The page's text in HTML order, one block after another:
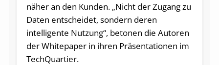
näher an den Kunden. „Nicht der Zugang zu
Daten entscheidet, sondern deren
intelligente Nutzung“, betonen die Autoren
der Whitepaper in ihren Präsentationen im
TechQuartier.